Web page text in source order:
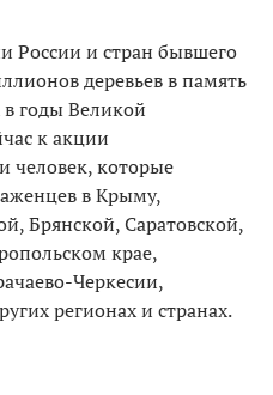
России и стран бывшего
деревьев в память
годы Великой
к акции
человек, которые
в Крыму,
Брянской, Саратовской,
крае,
Черкесии,
регионах и странах.